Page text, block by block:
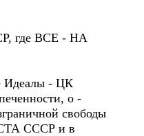
где ВСЕ - НА
Идеалы - ЦК
о -
свободы
СССР и в